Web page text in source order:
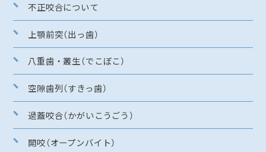
不正咬合について
上顎前突（出っ歯）
八重歯・叢生（でこぼこ）
空隙歯列（すきっ歯）
過蓋咬合（かがいこうごう）
開咬（オープンバイト）